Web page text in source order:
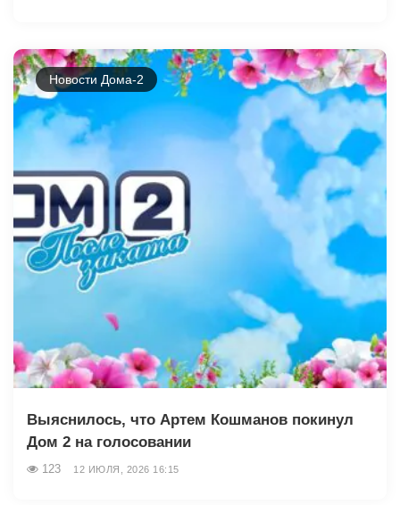
Новости Дома-2
Выяснилось, что Артем Кошманов покинул
Дом 2 на голосовании
123 12 ИЮЛЯ, 2026 16:15